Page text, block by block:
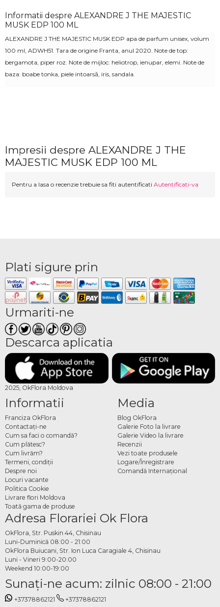
Informatii despre ALEXANDRE J THE MAJESTIC
MUSK EDP 100 ML
ALEXANDRE J THE MAJESTIC MUSK EDP apa de parfum unisex, volum
100 ml, ADWH51. Tara de origine Franta, anul 2020. Note de top:
bergamota, piper roz. Note de mijloc: heliotrop, ienupar, elemi. Note de
baza: boabe tonka, piele intoarsă, iris, sandala.
Impresii despre ALEXANDRE J THE
MAJESTIC MUSK EDP 100 ML
Pentru a lasa o recenzie trebuie sa fiti autentificati Autentificati-va
Plati sigure prin
Urmariti-ne
Descarca aplicatia
2025, OkFlora Moldova
Informatii
Franciza OkFlora
Contactaţi-ne
Cum sa faci o comandă?
Cum plătesc?
Cum livrăm?
Termeni, condiţii
Despre noi
Locuri vacante
Politica Cookie
Livrare flori Moldova
Toată gama de produse
Media
Blog OkFlora
Galerie Foto la livrare
Galerie Video la livrare
Recenzii
Vezi toate produsele
Logare/Înregistrare
Comandă Internațional
Adresa Florariei Ok Flora
OkFlora, Str. Puskin 44, Chisinau
Luni-Duminică 08:00 - 21:00
OkFlora Buiucani, Str. Ion Luca Caragiale 4, Chisinau
Luni - Vineri 9:00-20:00
Weekend 10:00-19:00
Sunaţi-ne acum: zilnic 08:00 - 21:00
+37378862121 +37378862121